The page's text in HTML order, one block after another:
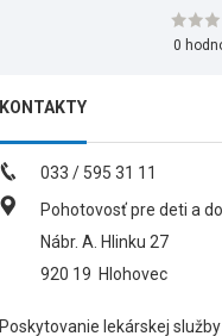
0
KONTAKTY
033 / 595 31 11
Pohotovosť pre deti a
Nábr. A. Hlinku 27
920 19 Hlohovec
Poskytovanie lekárskej